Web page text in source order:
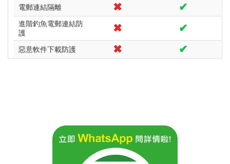
電郵連結隔離 ✖ ✔
進階釣魚電郵連結防
護
✖ ✔
惡意軟件下載防護 ✖ ✔